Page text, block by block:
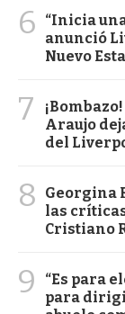
6
“Inicia
anunció
Nuevo
7
Araujo
del
8
Georgina
las
Cristiano
9
“Es para
para